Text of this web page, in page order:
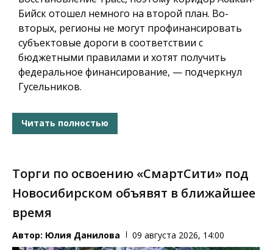
Бийск отошел немного на второй план. Во-
вторых, регионы не могут профинансировать
субъектовые дороги в соответствии с
бюджетными правилами и хотят получить
федеральное финансирование, — подчеркнул
Гусельников.
Читать полностью
Торги по освоению «СмартСити» под
Новосибирском объявят в ближайшее
время
Автор: Юлия Данилова 09 августа 2026, 14:00